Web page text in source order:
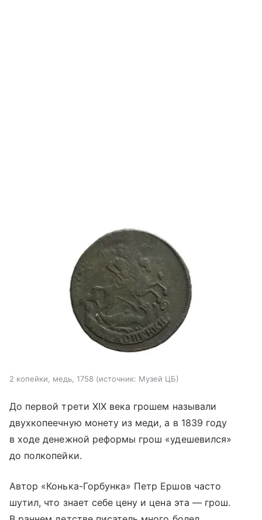
2 копейки, медь, 1758 источник: Музей ЦБ
До первой трети XIX века грошем называли
двухкопеечную монету из меди, а в 1839 году
в ходе денежной реформы грош «удешевился»
до полкопейки.
Автор «Конька-Горбунка» Петр Ершов часто
шутил, что знает себе цену и цена эта — грош.